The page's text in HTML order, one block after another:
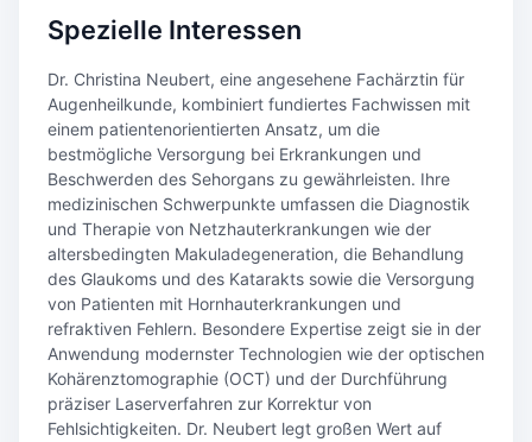
Spezielle Interessen
Dr. Christina Neubert, eine angesehene Fachärztin für
Augenheilkunde, kombiniert fundiertes Fachwissen mit
einem patientenorientierten Ansatz, um die
bestmögliche Versorgung bei Erkrankungen und
Beschwerden des Sehorgans zu gewährleisten. Ihre
medizinischen Schwerpunkte umfassen die Diagnostik
und Therapie von Netzhauterkrankungen wie der
altersbedingten Makuladegeneration, die Behandlung
des Glaukoms und des Katarakts sowie die Versorgung
von Patienten mit Hornhauterkrankungen und
refraktiven Fehlern. Besondere Expertise zeigt sie in der
Anwendung modernster Technologien wie der optischen
Kohärenztomographie (OCT) und der Durchführung
präziser Laserverfahren zur Korrektur von
Fehlsichtigkeiten. Dr. Neubert legt großen Wert auf